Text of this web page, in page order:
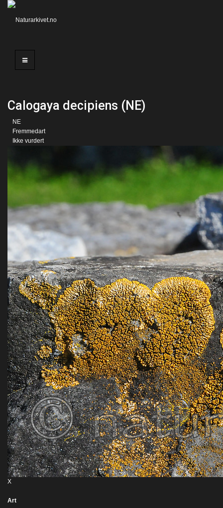
Calogaya decipiens (NE)
NE
Fremmedart
Ikke vurdert
X
Art